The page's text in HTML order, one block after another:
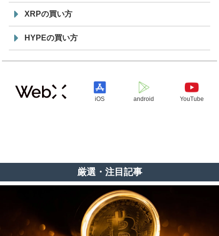
XRPの買い方
HYPEの買い方
iOS android YouTube
厳選・注目記事